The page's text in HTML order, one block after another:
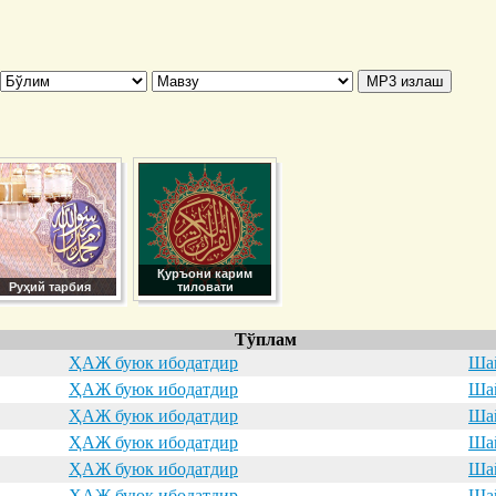
Руҳий тарбия
Қуръони карим
тиловати
Тўплам
ҲАЖ буюк ибодатдир
ҲАЖ буюк ибодатдир
ҲАЖ буюк ибодатдир
ҲАЖ буюк ибодатдир
ҲАЖ буюк ибодатдир